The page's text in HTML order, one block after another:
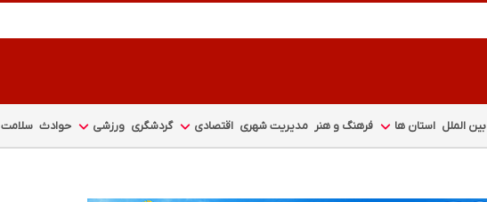
بین الملل استان ها فرهنگ و هنر مدیریت شهری اقتصادی گردشگری ورزشی حوادث سلامت